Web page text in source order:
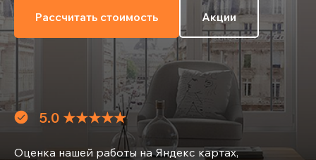
Рассчитать стоимость Акции
5.0 ★★★★★
Оценка нашей работы на Яндекс картах,